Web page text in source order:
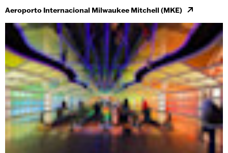
Aeroporto Internacional Milwaukee Mitchell (MKE)